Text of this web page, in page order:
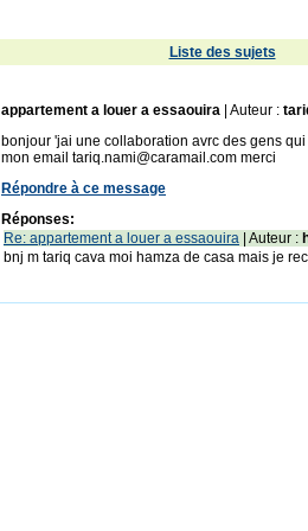
Liste des sujets
appartement a louer a essaouira | Auteur :
bonjour 'jai une collaboration avrc des gens
mon email tariq.nami@caramail.com merci
Répondre à ce message
Réponses:
Re: appartement a louer a essaouira | Auteur :
bnj m tariq cava moi hamza de casa mais je